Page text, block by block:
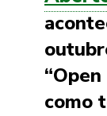
como